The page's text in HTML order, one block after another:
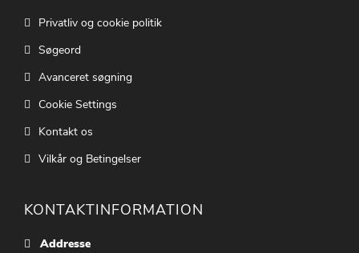
Privatliv og cookie politik
Søgeord
Avanceret søgning
Cookie Settings
Kontakt os
Vilkår og Betingelser
KONTAKTINFORMATION
Addresse